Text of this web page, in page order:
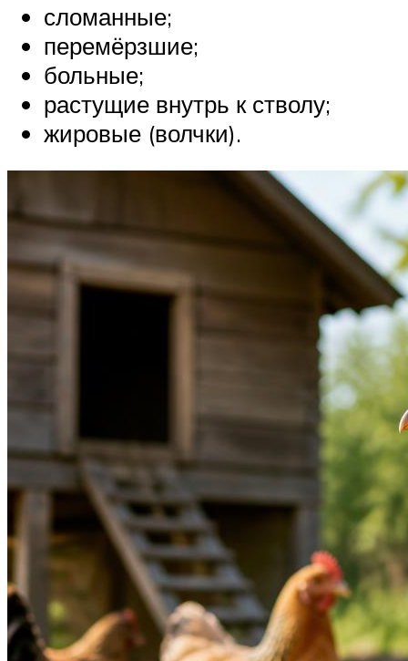
сломанные;
перемёрзшие;
больные;
растущие внутрь к стволу;
жировые (волчки).